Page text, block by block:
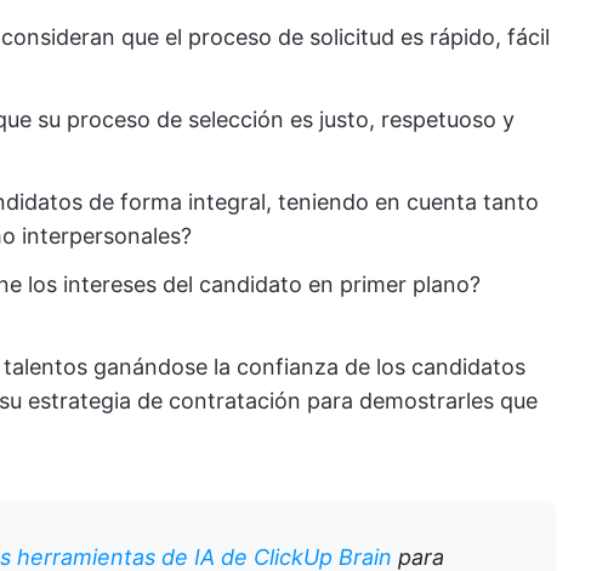
que el proceso de solicitud es rápido, fácil
su proceso de selección es justo, respetuoso y
de forma integral, teniendo en cuenta tanto
interpersonales?
los intereses del candidato en primer plano?
ganándose la confianza de los candidatos
estrategia de contratación para demostrarles que
herramientas de IA de ClickUp Brain para